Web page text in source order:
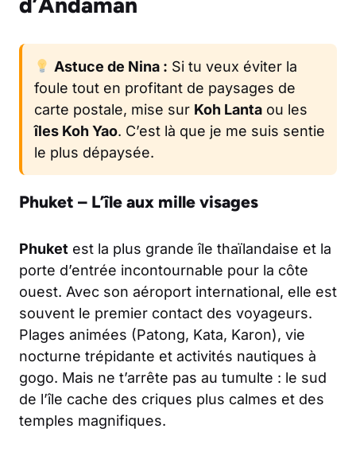
Astuce de Nina : Si tu veux éviter la
foule tout en profitant de paysages de
carte postale, mise sur Koh Lanta ou les
îles Koh Yao. C’est là que je me suis sentie
le plus dépaysée.
Phuket – L’île aux mille visages
Phuket est la plus grande île thaïlandaise et la
porte d’entrée incontournable pour la côte
ouest. Avec son aéroport international, elle est
souvent le premier contact des voyageurs.
Plages animées (Patong, Kata, Karon), vie
nocturne trépidante et activités nautiques à
gogo. Mais ne t’arrête pas au tumulte : le sud
de l’île cache des criques plus calmes et des
temples magnifiques.